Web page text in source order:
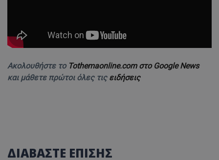
Ακολουθήστε το Tothemaonline.com στο Google News
και μάθετε πρώτοι όλες τις ειδήσεις
ΔΙΑΒΑΣΤΕ ΕΠΙΣΗΣ